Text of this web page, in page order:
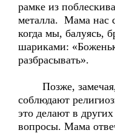
рамке из
металла. Мама нас
когда мы, балуясь,
шариками:
разбрасывать».
Позже, замечая,
соблюдают
это делают в других
вопросы. Мама